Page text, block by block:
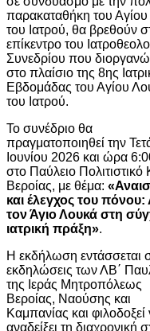
παρακαταθήκη του
του Ιατρού, θα βρεθούν
επίκεντρο του
Συνεδρίου που
στο πλαίσιο της 8ης
Εβδομάδας του Αγίου
του Ιατρού.
Το συνέδριο θα
πραγματοποιηθεί την
Ιουνίου 2026 και ώρα
στο Παύλειο Πολιτιστικό
Βεροίας, με θέμα:
και έλεγχος του
τον Άγιο Λουκά στη
ιατρική πράξη».
Η εκδήλωση εντάσσεται
εκδηλώσεις των ΛΒ΄
της Ιεράς Μητροπόλεως
Βεροίας, Ναούσης και
Καμπανίας και φιλοδοξεί
αναδείξει τη διαχρονική